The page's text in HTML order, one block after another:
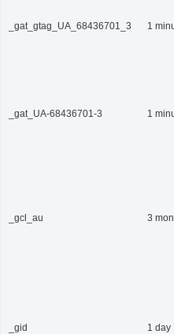
_gat_gtag_UA_68436701_3 1
_gat_UA-68436701-3 1
_gcl_au 3
_gid 1 day